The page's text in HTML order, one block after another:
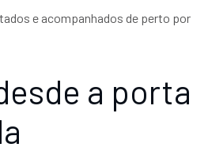
e acompanhados de perto por
a porta